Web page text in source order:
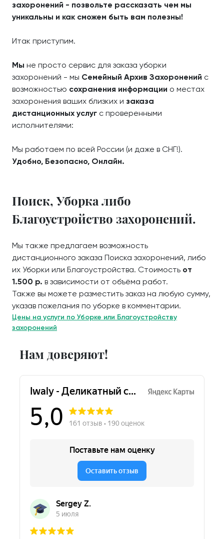
захоронений - позвольте рассказать чем мы
уникальны и как сможем быть вам полезны!
Итак приступим.
Мы не просто сервис для заказа уборки
захоронений - мы Семейный Архив Захоронений с
возможностью сохранения информации о местах
захоронения ваших близких и заказа
дистанционных услуг с проверенными
исполнителями:
Мы работаем по всей России (и даже в СНГ!).
Удобно, Безопасно, Онлайн.
Поиск, Уборка либо
Благоустройство захоронений.
Мы также предлагаем возможность
дистанционного заказа Поиска захоронений, либо
их Уборки или Благоустройства. Стоимость от
1.500 р. в зависимости от объёма работ.
Также вы можете разместить заказ на любую сумму,
указав пожелания по уборке в комментарии.
Цены на услуги по Уборке или Благоустройству
захоронений
Нам доверяют!